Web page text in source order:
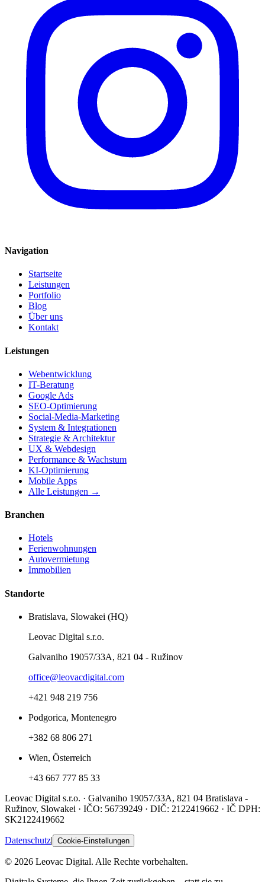
Navigation
Startseite
Leistungen
Portfolio
Blog
Über uns
Kontakt
Leistungen
Webentwicklung
IT-Beratung
Google Ads
SEO-Optimierung
Social-Media-Marketing
System & Integrationen
Strategie & Architektur
UX & Webdesign
Performance & Wachstum
KI-Optimierung
Mobile Apps
Alle Leistungen →
Branchen
Hotels
Ferienwohnungen
Autovermietung
Immobilien
Standorte
Bratislava, Slowakei (HQ)
Leovac Digital s.r.o.
Galvaniho 19057/33A, 821 04 - Ružinov
office@leovacdigital.com
+421 948 219 756
Podgorica, Montenegro
+382 68 806 271
Wien, Österreich
+43 667 777 85 33
Leovac Digital s.r.o. · Galvaniho 19057/33A, 821 04 Bratislava -
Ružinov, Slowakei · IČO: 56739249 · DIČ: 2122419662 · IČ DPH:
SK2122419662
Datenschutz| Cookie-Einstellungen
© 2026 Leovac Digital. Alle Rechte vorbehalten.